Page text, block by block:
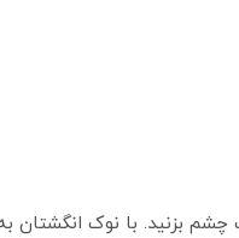
بزنید. با نوک انگشتان